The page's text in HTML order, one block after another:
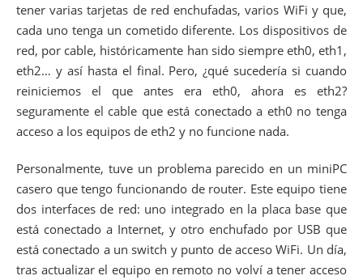
tener varias tarjetas de red enchufadas, varios WiFi y que,
cada uno tenga un cometido diferente. Los dispositivos de
red, por cable, históricamente han sido siempre eth0, eth1,
eth2… y así hasta el final. Pero, ¿qué sucedería si cuando
reiniciemos el que antes era eth0, ahora es eth2?
seguramente el cable que está conectado a eth0 no tenga
acceso a los equipos de eth2 y no funcione nada.
Personalmente, tuve un problema parecido en un miniPC
casero que tengo funcionando de router. Este equipo tiene
dos interfaces de red: uno integrado en la placa base que
está conectado a Internet, y otro enchufado por USB que
está conectado a un switch y punto de acceso WiFi. Un día,
tras actualizar el equipo en remoto no volví a tener acceso